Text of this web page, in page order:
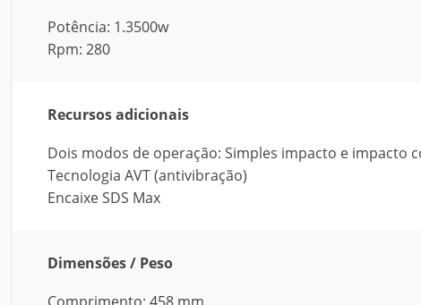
Potência: 1.3500w
Rpm: 280
Recursos adicionais
Dois modos de operação: Simples impacto e impacto
Tecnologia AVT (antivibração)
Encaixe SDS Max
Dimensões / Peso